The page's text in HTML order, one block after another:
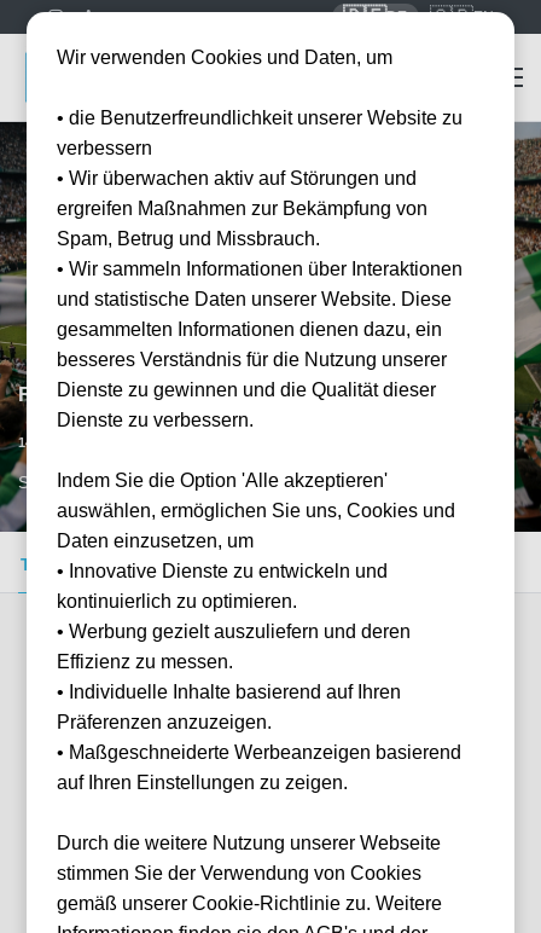
🇩🇪DE 🇬🇧EN
Real Betis Sevilla vs UD Levante
14.03.2027
SVQ, ESP
Tickets kaufen Event-Info FAQ
Verfügbare Kategorien (2)
Wir verwenden Cookies und Daten, um
• die Benutzerfreundlichkeit unserer Website zu
verbessern
• Wir überwachen aktiv auf Störungen und
ergreifen Maßnahmen zur Bekämpfung von
Spam, Betrug und Missbrauch.
• Wir sammeln Informationen über Interaktionen
und statistische Daten unserer Website. Diese
gesammelten Informationen dienen dazu, ein
besseres Verständnis für die Nutzung unserer
Dienste zu gewinnen und die Qualität dieser
Dienste zu verbessern.
Indem Sie die Option 'Alle akzeptieren'
auswählen, ermöglichen Sie uns, Cookies und
Daten einzusetzen, um
• Innovative Dienste zu entwickeln und
kontinuierlich zu optimieren.
• Werbung gezielt auszuliefern und deren
Effizienz zu messen.
• Individuelle Inhalte basierend auf Ihren
Präferenzen anzuzeigen.
• Maßgeschneiderte Werbeanzeigen basierend
auf Ihren Einstellungen zu zeigen.
Durch die weitere Nutzung unserer Webseite
stimmen Sie der Verwendung von Cookies
gemäß unserer Cookie-Richtlinie zu. Weitere